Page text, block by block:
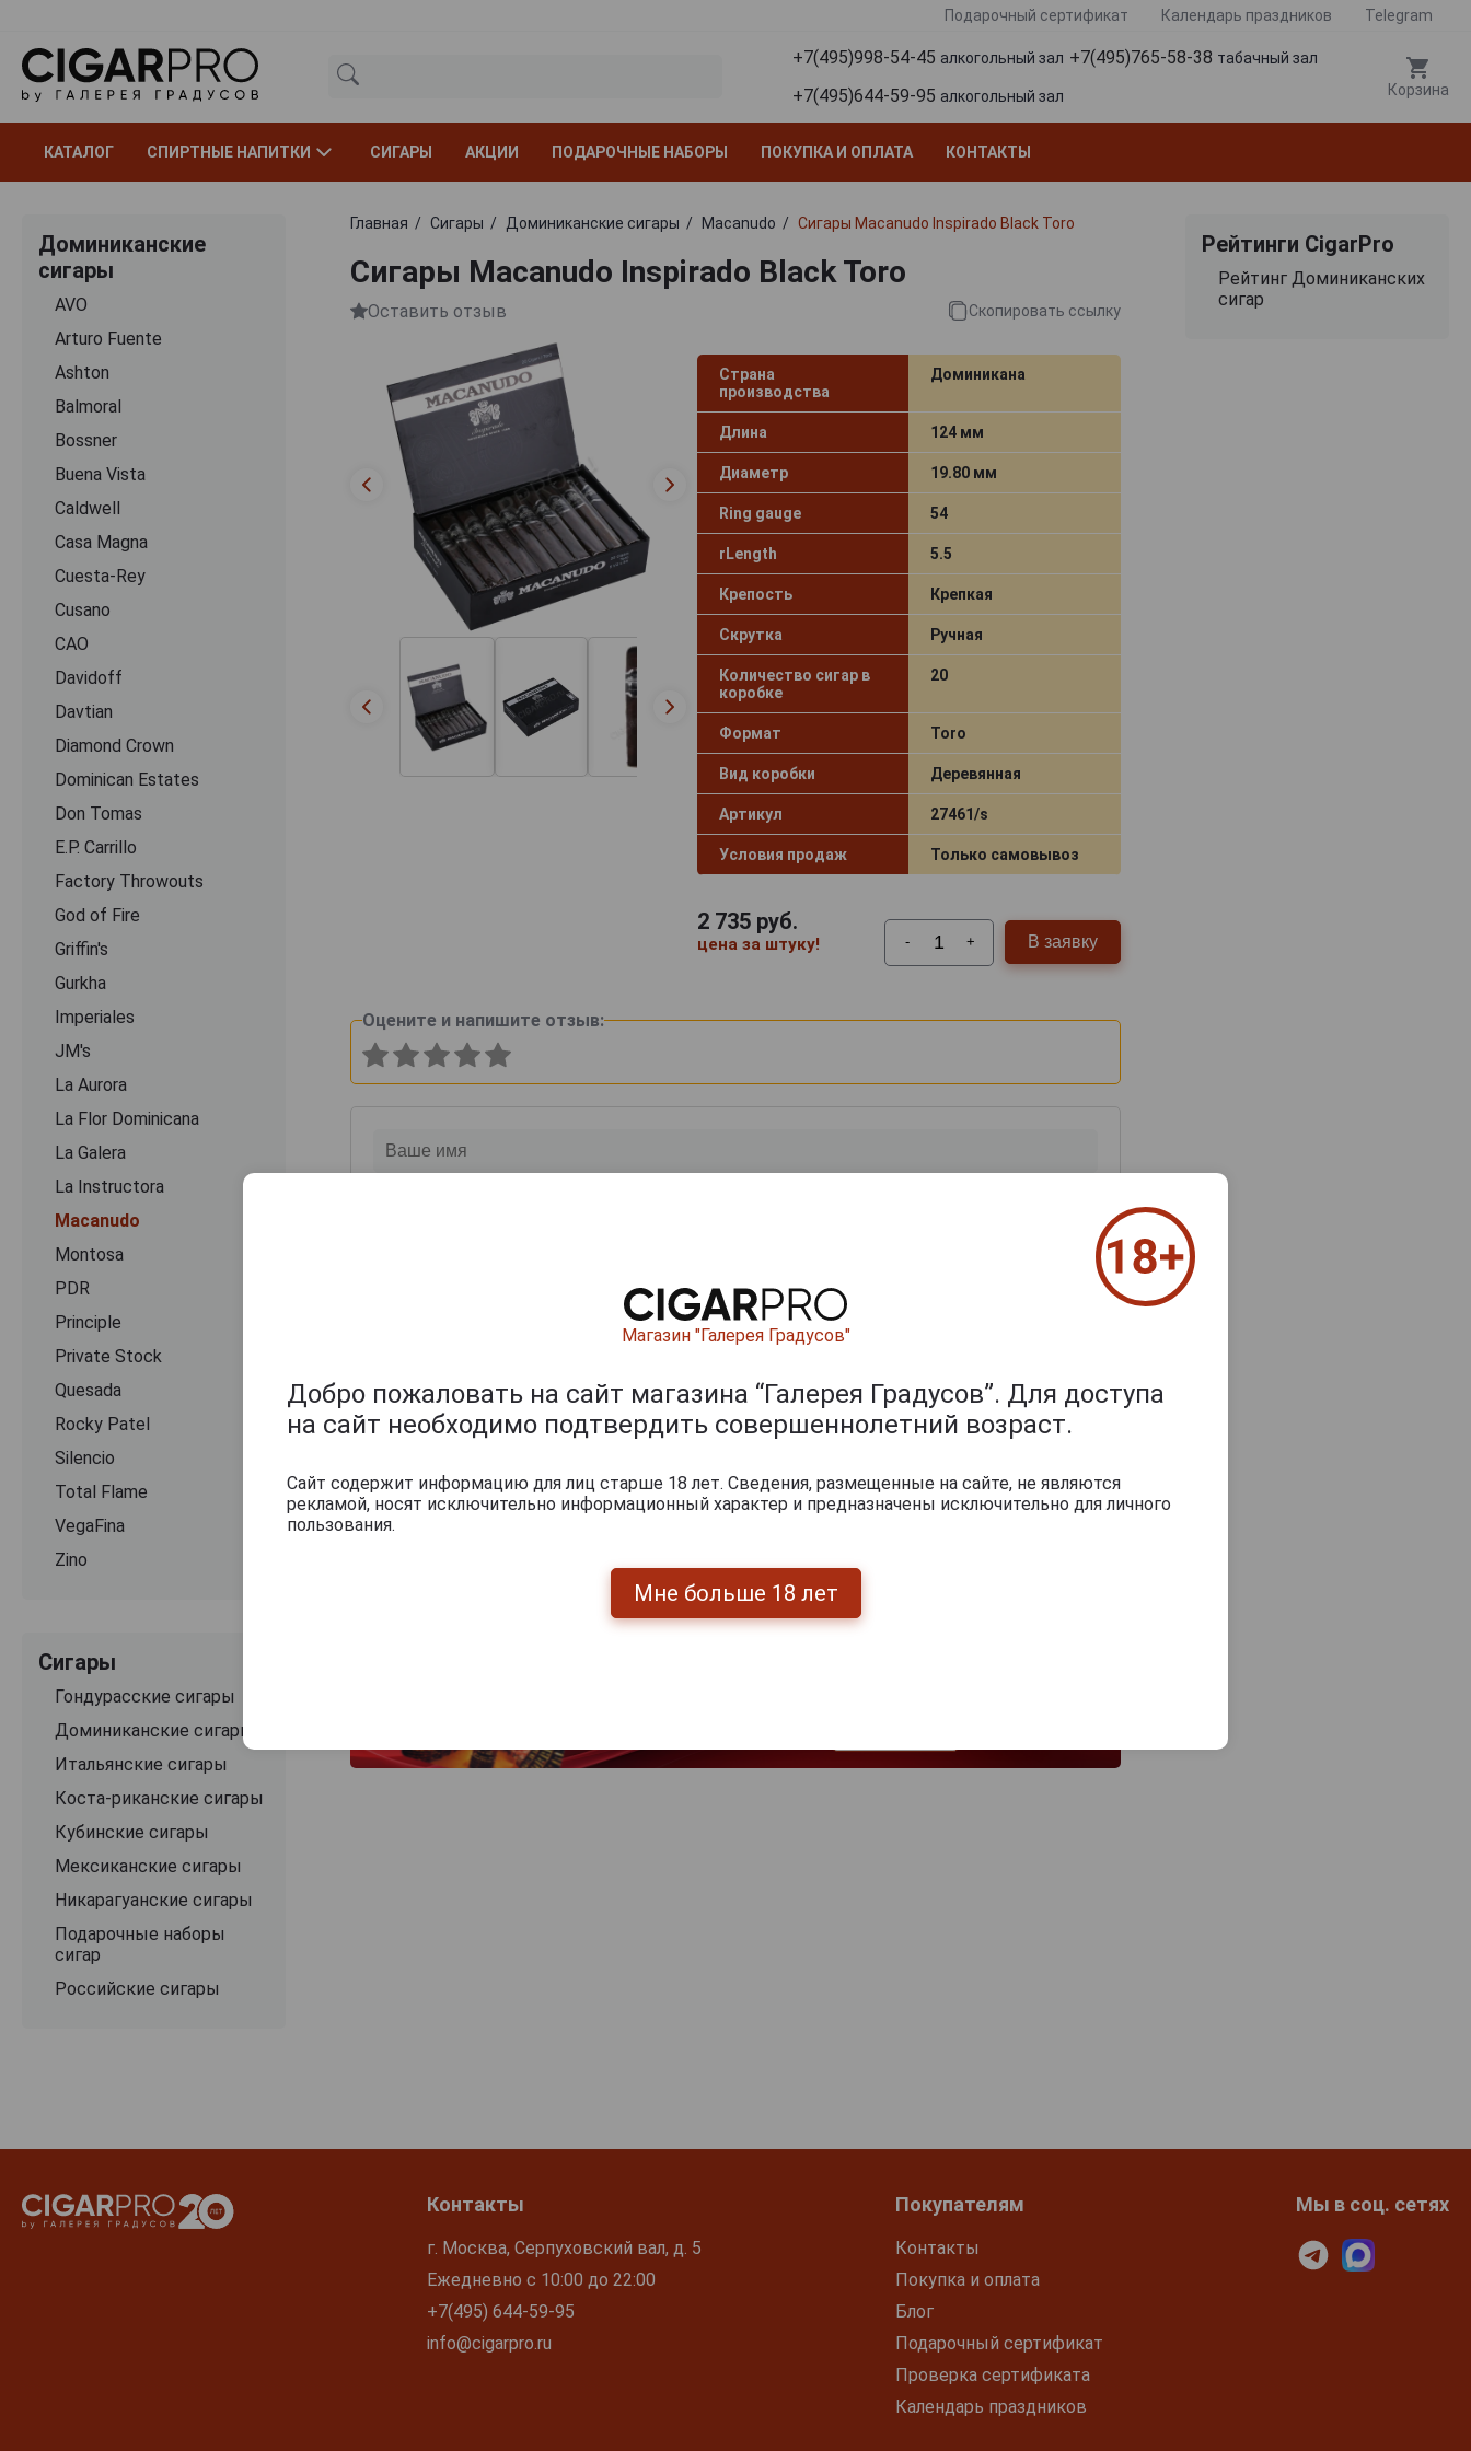
Подарочный сертификат Календарь праздников Telegram
+7(495)998-54-45 алкогольный зал +7(495)765-58-38 табачный зал
+7(495)644-59-95 алкогольный зал Корзина
КАТАЛОГ СПИРТНЫЕ НАПИТКИ СИГАРЫ АКЦИИ ПОДАРОЧНЫЕ НАБОРЫ ПОКУПКА И ОПЛАТА КОНТАКТЫ
Доминиканские
сигары
AVO
Arturo Fuente
Ashton
Balmoral
Bossner
Buena Vista
Caldwell
Casa Magna
Cuesta-Rey
Cusano
CАО
Davidoff
Davtian
Diamond Crown
Dominican Estates
Don Tomas
E.P. Carrillo
Factory Throwouts
God of Fire
Griffin's
Gurkha
Imperiales
JM's
La Aurora
La Flor Dominicana
La Galera
La Instructora
Macanudo
Montosa
PDR
Principle
Private Stock
Quesada
Rocky Patel
Silencio
Total Flame
VegaFina
Zino
Сигары
Гондурасские сигары
Доминиканские сигары
Итальянские сигары
Коста-риканские сигары
Кубинские сигары
Мексиканские сигары
Никарагуанские сигары
Подарочные наборы
сигар
Российские сигары
Главная Сигары Доминиканские сигары Macanudo Сигары Macanudo Inspirado Black Toro
Сигары Macanudo Inspirado Black Toro
Оставить отзыв Скопировать ссылку
Страна
производства
Доминикана
Длина 124 мм
Диаметр 19.80 мм
Ring gauge 54
rLength 5.5
Крепость Крепкая
Скрутка Ручная
Количество сигар в
коробке
20
Формат Toro
Вид коробки Деревянная
Артикул 27461/s
Условия продаж Только самовывоз
2 735руб.
цена за штуку! - + В заявку
Оцените и напишите отзыв:
Рейтинги CigarPro
Рейтинг Доминиканских
сигар
Контакты
г. Москва, Серпуховский вал, д. 5
Ежедневно с 10:00 до 22:00
+7(495) 644-59-95
info@cigarpro.ru
Покупателям
Контакты
Покупка и оплата
Блог
Подарочный сертификат
Проверка сертификата
Календарь праздников
Мы в соц. сетях
Магазин "Галерея Градусов"
Добро пожаловать на сайт магазина “Галерея Градусов”. Для доступа
на сайт необходимо подтвердить совершеннолетний возраст.
Сайт содержит информацию для лиц старше 18 лет. Сведения, размещенные на сайте, не являются
рекламой, носят исключительно информационный характер и предназначены исключительно для личного
пользования.
Мне больше 18 лет